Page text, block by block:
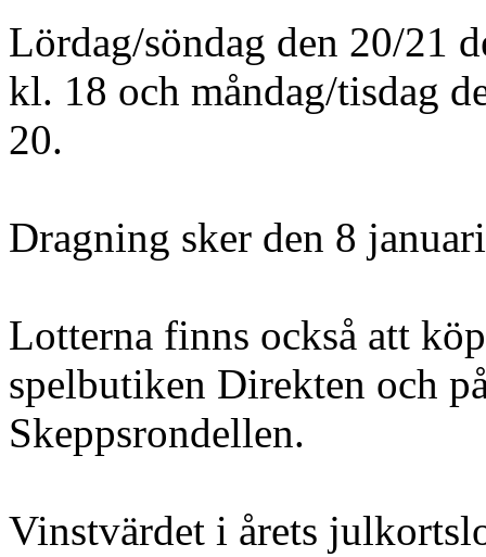
Lördag/söndag den 20/21
kl. 18 och måndag/tisdag
20.
Dragning sker den 8
Lotterna finns också att
spelbutiken Direkten och
Skeppsrondellen.
Vinstvärdet i årets